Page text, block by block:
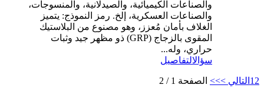
والصناعات الكيميائية، والصيدلانية، والمنسوجات،
والصناعات العسكرية، إلخ. رمز النموذج: يتميز
الغلاف بأمان مُعزز، وهو مصنوع من البلاستيك
المقوى بالزجاج (GRP) ذو مظهر جيد وثبات
حراري، وله...
سؤالالتفاصيل
1 2 التالي >>> الصفحة 1 / 2